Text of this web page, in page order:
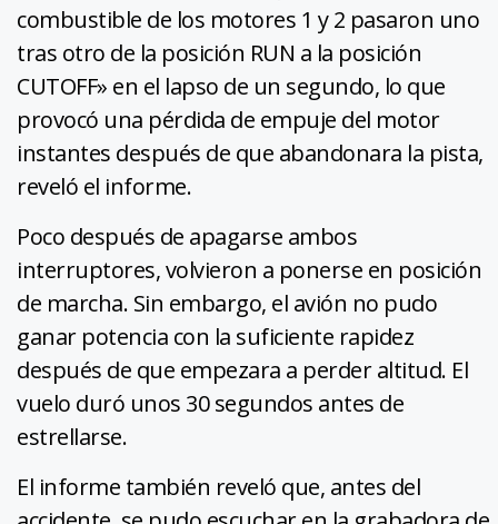
combustible de los motores 1 y 2 pasaron uno
tras otro de la posición RUN a la posición
CUTOFF» en el lapso de un segundo, lo que
provocó una pérdida de empuje del motor
instantes después de que abandonara la pista,
reveló el informe.
Poco después de apagarse ambos
interruptores, volvieron a ponerse en posición
de marcha. Sin embargo, el avión no pudo
ganar potencia con la suficiente rapidez
después de que empezara a perder altitud. El
vuelo duró unos 30 segundos antes de
estrellarse.
El informe también reveló que, antes del